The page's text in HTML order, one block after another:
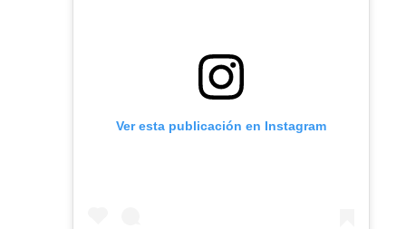
Ver esta publicación en Instagram